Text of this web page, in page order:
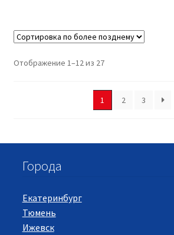
Отображение 1–12 из 27
1 2 3
Города
Екатеринбург
Тюмень
Ижевск